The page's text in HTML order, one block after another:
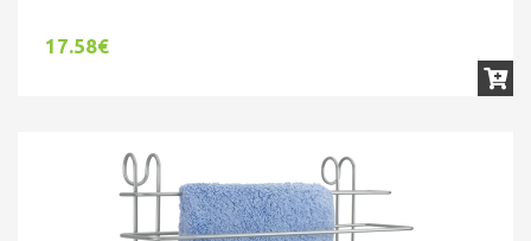
17.58€